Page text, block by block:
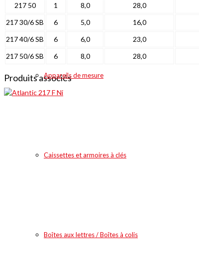
Appareils de mesure
Caissettes et armoires à clés
Boîtes aux lettres / Boîtes à colis
217 50
1 8,0 28,0
217 30/6 SB
6 5,0 16,0
217 40/6 SB
6 6,0 23,0
217 50/6 SB
6 8,0 28,0
Produits associés